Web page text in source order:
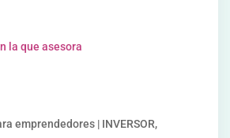
la que asesora
emprendedores | INVERSOR,